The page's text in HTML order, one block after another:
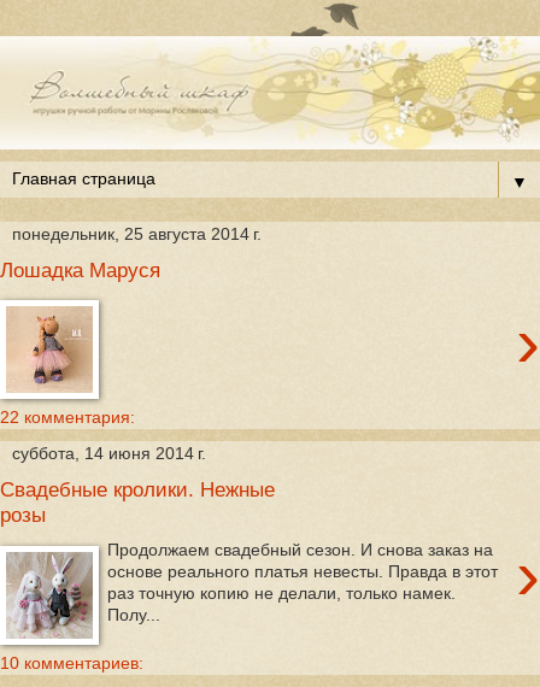
▼
понедельник, 25 августа 2014 г.
Лошадка Маруся
›
22 комментария:
суббота, 14 июня 2014 г.
Свадебные кролики. Нежные
розы
›
Продолжаем свадебный сезон. И снова заказ на
основе реального платья невесты. Правда в этот
раз точную копию не делали, только намек.
Полу...
10 комментариев: